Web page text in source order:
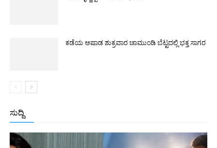
ಕಡೆಯ ಆಷಾಡ ಶುಕ್ರವಾರ ಚಾಮುಂಡಿ ಬೆಟ್ಟದಲ್ಲಿ ಭಕ್ತ ಸಾಗರ
ಸುದ್ದಿ